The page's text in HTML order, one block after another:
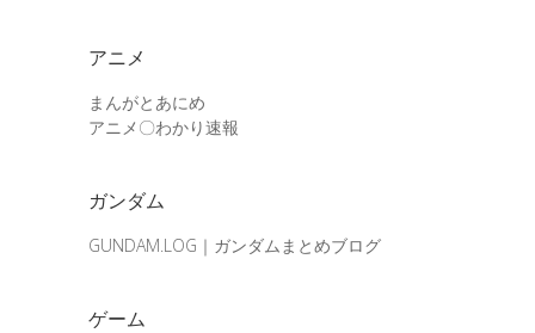
アニメ
まんがとあにめ
アニメ〇わかり速報
ガンダム
GUNDAM.LOG｜ガンダムまとめブログ
ゲーム